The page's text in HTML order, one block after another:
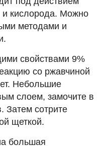
кислорода. Можно
методами и
свойствами 9%
со ржавчиной
Небольшие
слоем, замочите в
Затем сотрите
щеткой.
большая